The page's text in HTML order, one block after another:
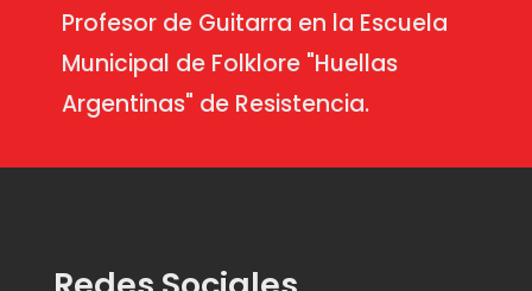
Profesor de Guitarra en la Escuela
Municipal de Folklore "Huellas
Argentinas" de Resistencia.